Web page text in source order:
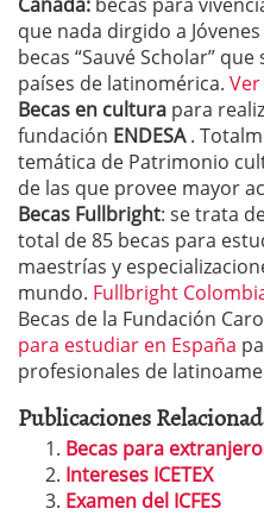
que nada dirgido a
becas “Sauvé Scholar”
países de latinomérica.
Becas en cultura para
fundación ENDESA.
temática de Patrimonio
de las que provee mayor
Becas Fullbright: se trata
total de 85 becas para
maestrías y
mundo. Fullbright
Becas de la Fundación
para estudiar en España
profesionales de
Publicaciones
Becas para
Intereses ICETEX
Examen del ICFES